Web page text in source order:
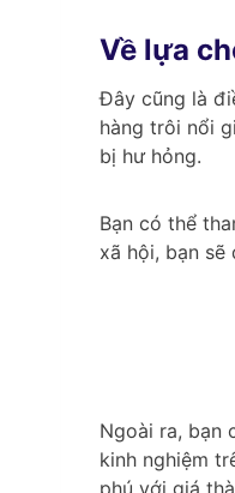
Về lựa
Đây cũng là
hàng trôi nổi
bị hư hỏng.
Bạn có thể
xã hội, bạn
Ngoài ra, bạn
kinh nghiệm